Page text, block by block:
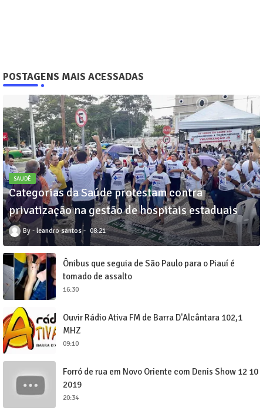
POSTAGENS MAIS ACESSADAS
SAUDÊ
Categorias da Saúde protestam contra
privatização na gestão de hospitais estaduais
leandro santos 08:21
Ônibus que seguia de São Paulo para o Piauí é
tomado de assalto
16:30
Ouvir Rádio Ativa FM de Barra D'Alcântara 102,1
MHZ
09:10
Forró de rua em Novo Oriente com Denis Show 12 10
2019
20:34